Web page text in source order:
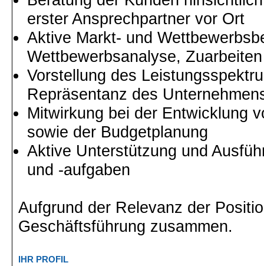
erster Ansprechpartner vor Ort
Aktive Markt- und
Wettbewerbsanalyse,
Vorstellung des
Repräsentanz des
Mitwirkung bei der Entwicklung
sowie der Budgetplanung
Aktive Unterstützung und
und -aufgaben
Aufgrund der Relevanz der
Geschäftsführung zusammen.
IHR PROFIL